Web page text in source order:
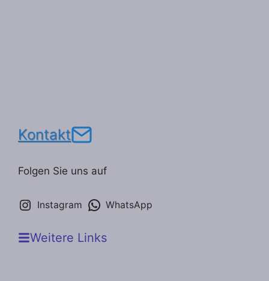
Kontakt
Folgen Sie uns auf
Instagram WhatsApp
Weitere Links